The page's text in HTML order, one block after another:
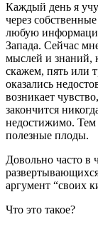
Каждый день я
через
любую
Запада. Сейчас
мыслей и знаний,
скажем, пять или
оказались
возникает
закончится
недостижимо. Тем
полезные плоды.
Довольно часто в
аргумент “своих
Что это такое?